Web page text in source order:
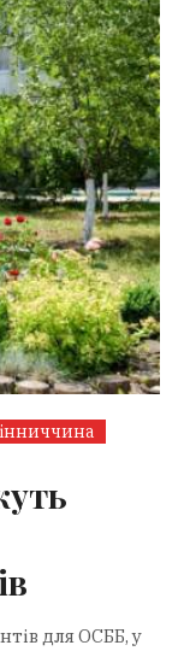
для ОСББ, у